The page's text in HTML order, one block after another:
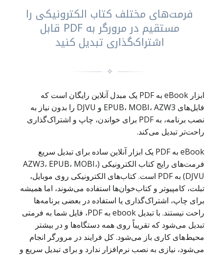
فرمت‌های مختلف کتاب الکترونیکی را
مستقیم در مرورگر به PDF قابل
اشتراک‌گذاری تبدیل کنید
✧
ابزار eBook به PDF یک مبدل آنلاین رایگان است که
فایل‌های EPUB، MOBI، AZW3 و DJVU را بدون نیاز به
نصب برنامه، به PDF برای خواندن، چاپ و اشتراک‌گذاری
راحت‌تر تبدیل می‌کند.
eBook به PDF یک ابزار آنلاین ساده برای تبدیل سریع
فرمت‌های رایج کتاب الکترونیکی (AZW3، EPUB، MOBI،
DJVU) به PDF است. کتاب‌های الکترونیکی روی موبایل،
تبلت، کامپیوتر و کتاب‌خوان‌ها استفاده می‌شوند، اما همیشه
برای چاپ، اشتراک‌گذاری یا استفاده در بعضی برنامه‌ها
راحت نیستند. با تبدیل ebook به PDF، فایل شما به فرمتی
تبدیل می‌شود که تقریباً روی همه دستگاه‌ها و در بیشتر
محیط‌های کاری باز می‌شود. کل فرایند در مرورگر انجام
می‌شود، نیازی به نصب نرم‌افزار ندارد و برای تبدیل سریع و